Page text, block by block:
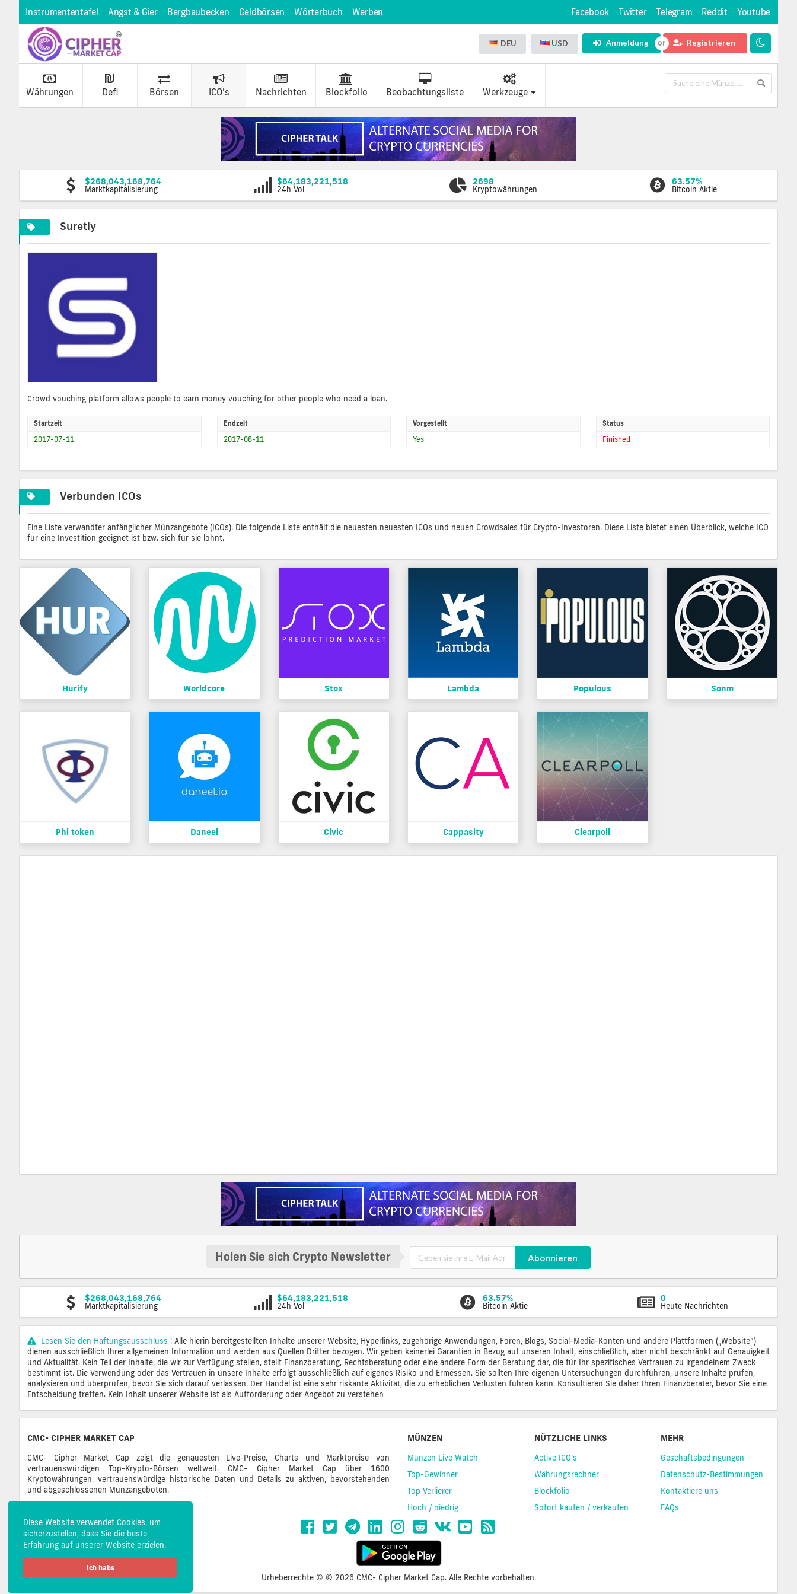
Diese Website verwendet Cookies, um
sicherzustellen, dass Sie die beste
Erfahrung auf unserer Website erzielen.
Ich habs
Instrumententafel Angst & Gier Bergbaubecken Geldbörsen Wörterbuch Werben Facebook Twitter Telegram Reddit Youtube
DEU USD Anmeldung Registrieren
Währungen Defi Börsen ICO's Nachrichten Blockfolio Beobachtungsliste Werkzeuge
$268,043,168,764
Marktkapitalisierung
$64,183,221,518
24h Vol
2698
Kryptowährungen
63.57%
Bitcoin Aktie
Suretly
Crowd vouching platform allows people to earn money vouching for other people who need a loan.
Startzeit
2017-07-11
Endzeit
2017-08-11
Vorgestellt
Yes
Status
Finished
Verbunden ICOs
Eine Liste verwandter anfänglicher Münzangebote (ICOs). Die folgende Liste enthält die neuesten neuesten ICOs und neuen Crowdsales für Crypto-Investoren. Diese Liste bietet einen Überblick, welche ICO
für eine Investition geeignet ist bzw. sich für sie lohnt.
Hurify Worldcore Stox Lambda Populous Sonm
Phi token Daneel Civic Cappasity Clearpoll
Holen Sie sich Crypto Newsletter Abonnieren
$268,043,168,764
Marktkapitalisierung
$64,183,221,518
24h Vol
63.57%
Bitcoin Aktie
0
Heute Nachrichten
Lesen Sie den Haftungsausschluss : Alle hierin bereitgestellten Inhalte unserer Website, Hyperlinks, zugehörige Anwendungen, Foren, Blogs, Social-Media-Konten und andere Plattformen („Website“)
dienen ausschließlich Ihrer allgemeinen Information und werden aus Quellen Dritter bezogen. Wir geben keinerlei Garantien in Bezug auf unseren Inhalt, einschließlich, aber nicht beschränkt auf Genauigkeit
und Aktualität. Kein Teil der Inhalte, die wir zur Verfügung stellen, stellt Finanzberatung, Rechtsberatung oder eine andere Form der Beratung dar, die für Ihr spezifisches Vertrauen zu irgendeinem Zweck
bestimmt ist. Die Verwendung oder das Vertrauen in unsere Inhalte erfolgt ausschließlich auf eigenes Risiko und Ermessen. Sie sollten Ihre eigenen Untersuchungen durchführen, unsere Inhalte prüfen,
analysieren und überprüfen, bevor Sie sich darauf verlassen. Der Handel ist eine sehr riskante Aktivität, die zu erheblichen Verlusten führen kann. Konsultieren Sie daher Ihren Finanzberater, bevor Sie eine
Entscheidung treffen. Kein Inhalt unserer Website ist als Aufforderung oder Angebot zu verstehen
CMC- CIPHER MARKET CAP
CMC- Cipher Market Cap zeigt die genauesten Live-Preise, Charts und Marktpreise von
vertrauenswürdigen Top-Krypto-Börsen weltweit. CMC- Cipher Market Cap über 1600
Kryptowährungen, vertrauenswürdige historische Daten und Details zu aktiven, bevorstehenden
und abgeschlossenen Münzangeboten.
MÜNZEN
Münzen Live Watch
Top-Gewinner
Top Verlierer
Hoch / niedrig
NÜTZLICHE LINKS
Active ICO's
Währungsrechner
Blockfolio
Sofort kaufen / verkaufen
MEHR
Geschäftsbedingungen
Datenschutz-Bestimmungen
Kontaktiere uns
FAQs
Urheberrechte © © 2026 CMC- Cipher Market Cap. Alle Rechte vorbehalten.